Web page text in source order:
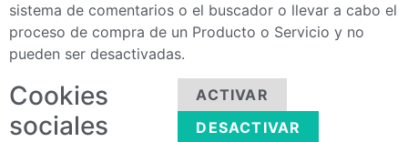
sistema de comentarios o el buscador o llevar a cabo el
proceso de compra de un Producto o Servicio y no
pueden ser desactivadas.
Cookies
sociales
ACTIVAR
DESACTIVAR